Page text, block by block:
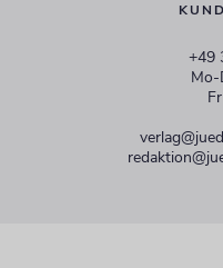
+49